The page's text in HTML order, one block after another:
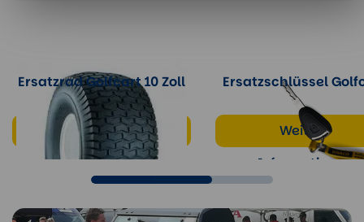
Ersatzrad Golfcart 10 Zoll
Weitere
Informationen
Ersatzschlüssel
Weitere
Informationen